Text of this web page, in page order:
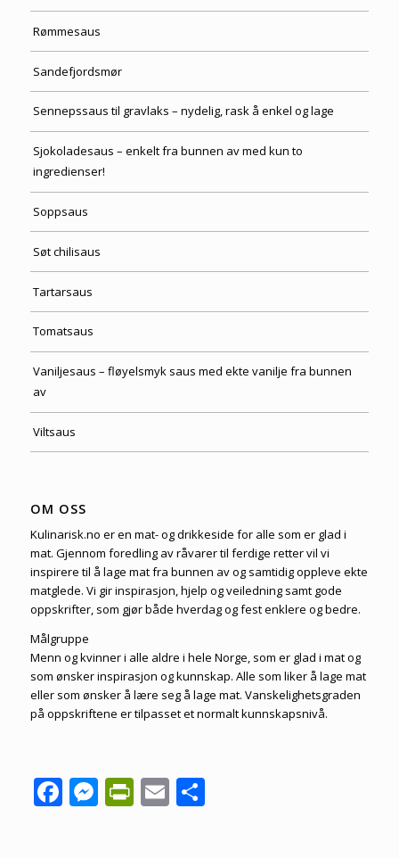
Rømmesaus
Sandefjordsmør
Sennepssaus til gravlaks – nydelig, rask å enkel og lage
Sjokoladesaus – enkelt fra bunnen av med kun to
ingredienser!
Soppsaus
Søt chilisaus
Tartarsaus
Tomatsaus
Vaniljesaus – fløyelsmyk saus med ekte vanilje fra bunnen
av
Viltsaus
OM OSS
Kulinarisk.no er en mat- og drikkeside for alle som er glad i
mat. Gjennom foredling av råvarer til ferdige retter vil vi
inspirere til å lage mat fra bunnen av og samtidig oppleve ekte
matglede. Vi gir inspirasjon, hjelp og veiledning samt gode
oppskrifter, som gjør både hverdag og fest enklere og bedre.
Målgruppe
Menn og kvinner i alle aldre i hele Norge, som er glad i mat og
som ønsker inspirasjon og kunnskap. Alle som liker å lage mat
eller som ønsker å lære seg å lage mat. Vanskelighetsgraden
på oppskriftene er tilpasset et normalt kunnskapsnivå.
Facebook
Messenger
PrintFriendly
EmailShare